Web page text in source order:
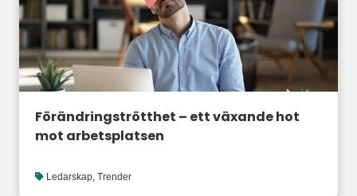
Förändringströtthet – ett växande hot
mot arbetsplatsen
Ledarskap, Trender